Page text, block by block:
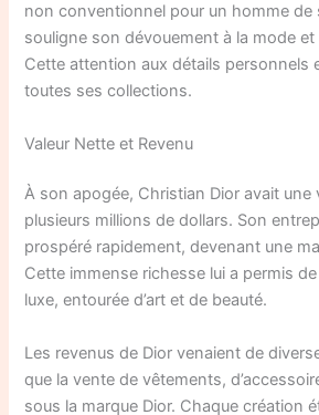
non conventionnel pour un homme de
souligne son dévouement à la mode
Cette attention aux détails personnels
toutes ses collections.
Valeur Nette et Revenu
À son apogée, Christian Dior avait une
plusieurs millions de dollars. Son
prospéré rapidement, devenant une
Cette immense richesse lui a permis
luxe, entourée d’art et de beauté.
Les revenus de Dior venaient de
que la vente de vêtements,
sous la marque Dior. Chaque création